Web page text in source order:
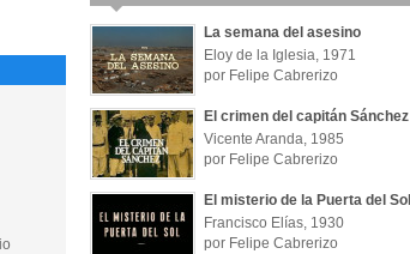
La semana del asesino
Eloy de la Iglesia, 1971
por Felipe Cabrerizo
El crimen del capitán Sánchez
Vicente Aranda, 1985
por Felipe Cabrerizo
El misterio de la Puerta del Sol
Francisco Elías, 1930
por Felipe Cabrerizo